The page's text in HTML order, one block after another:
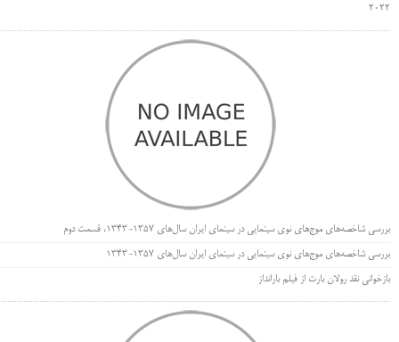
۲۰۲۲
بررسی شاخصه‌های موج‌های نوی سینمایی در سینمای ایران سال‌های 1357-1343، قسمت دوم
بررسی شاخصه‌های موج‌های نوی سینمایی در سینمای ایران سال‌های 1357-1343
بازخوانی نقد رولان بارت از فیلم بارانداز